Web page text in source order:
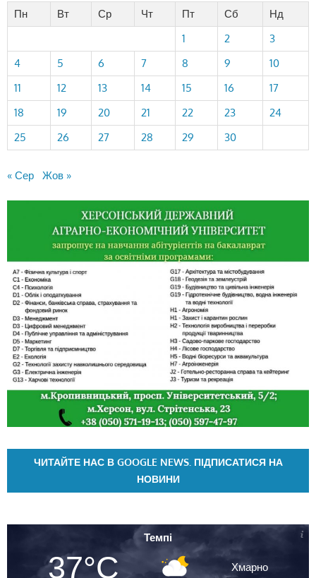
Пн
Вт Ср Чт Пт Сб
Нд
1
2
3
4
5 6 7 8 9
10
11
12 13 14 15 16
17
18
19 20 21 22 23
24
25
26 27 28 29 30
« Сер Жов »
ЧИТАЙТЕ НАС В GOOGLE NEWS. ПІДПИСАТИСЯ НА
НОВИНИ
Темпі
37°C Хмарно